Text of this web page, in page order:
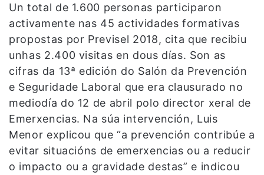
Un total de 1.600 personas participaron
activamente nas 45 actividades formativas
propostas por Previsel 2018, cita que recibiu
unhas 2.400 visitas en dous días. Son as
cifras da 13ª edición do Salón da Prevención
e Seguridade Laboral que era clausurado no
mediodía do 12 de abril polo director xeral de
Emerxencias. Na súa intervención, Luis
Menor explicou que “a prevención contribúe a
evitar situacións de emerxencias ou a reducir
o impacto ou a gravidade destas” e indicou